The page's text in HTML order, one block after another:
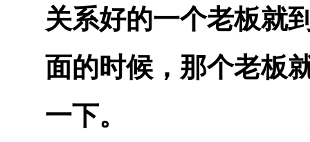
关系好的一个老板就
面的时候，那个老板
一下。